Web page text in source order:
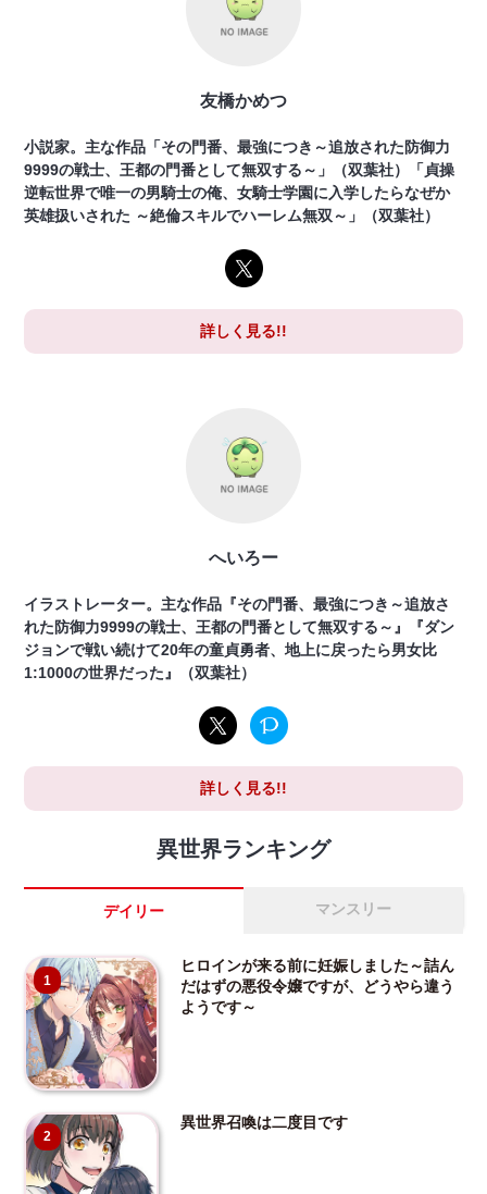
友橋かめつ
小説家。主な作品「その門番、最強につき～追放された防御力
9999の戦士、王都の門番として無双する～」（双葉社）「貞操
逆転世界で唯一の男騎士の俺、女騎士学園に入学したらなぜか
英雄扱いされた ～絶倫スキルでハーレム無双～」（双葉社）
詳しく見る!!
へいろー
イラストレーター。主な作品『その門番、最強につき～追放さ
れた防御力9999の戦士、王都の門番として無双する～』『ダン
ジョンで戦い続けて20年の童貞勇者、地上に戻ったら男女比
1:1000の世界だった』（双葉社）
詳しく見る!!
異世界ランキング
デイリー マンスリー
1
ヒロインが来る前に妊娠しました～詰ん
だはずの悪役令嬢ですが、どうやら違う
ようです～
2
異世界召喚は二度目です